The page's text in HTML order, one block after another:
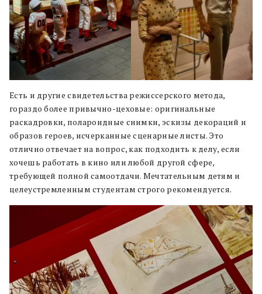
Есть и другие свидетельства режиссерского метода,
гораздо более привычно-цеховые: оригинальные
раскадровки, полароидные снимки, эскизы декораций и
образов героев, исчерканные сценарные листы. Это
отлично отвечает на вопрос, как подходить к делу, если
хочешь работать в кино или любой другой сфере,
требующей полной самоотдачи. Мечтательным детям и
целеустремленным студентам строго рекомендуется.